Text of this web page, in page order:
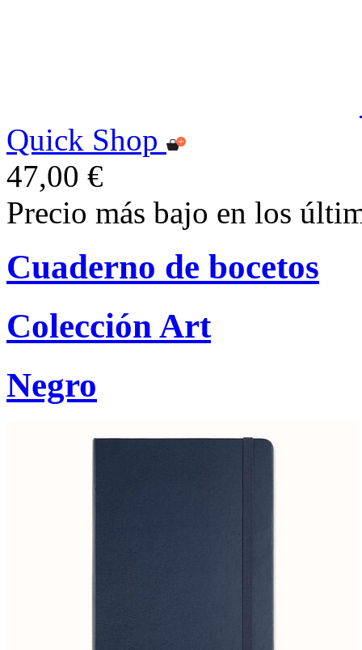
Quick Shop
47,00 €
Precio más bajo en los
Cuaderno de bocetos
Colección Art
Negro